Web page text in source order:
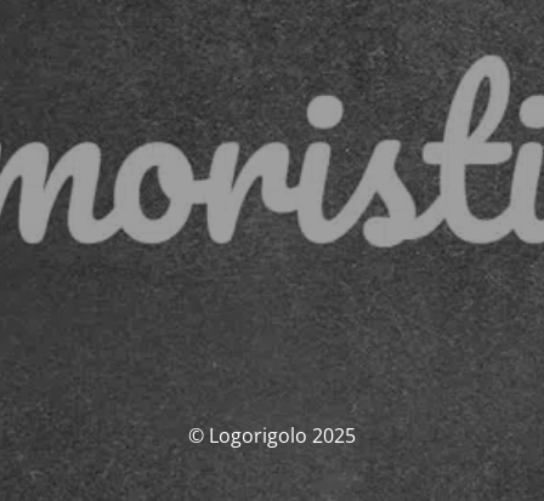
© Logorigolo 2025